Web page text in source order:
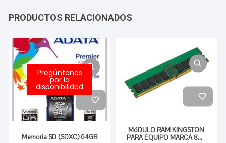
PRODUCTOS RELACIONADOS
Pregúntanos
por la
disponibilidad
Memoria SD (SDXC) 64GB
MóDULO RAM KINGSTON
PARA EQUIPO MARCA 8GB